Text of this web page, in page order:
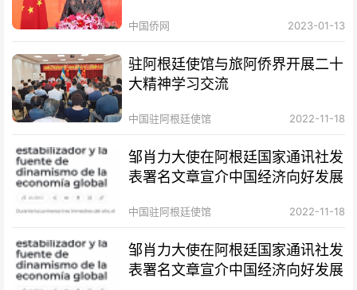
中国侨网 2023-01-13
驻阿根廷使馆与旅阿侨界开展二十
大精神学习交流
中国驻阿根廷使馆 2022-11-18
邹肖力大使在阿根廷国家通讯社发
表署名文章宣介中国经济向好发展
中国驻阿根廷使馆 2022-11-18
邹肖力大使在阿根廷国家通讯社发
表署名文章宣介中国经济向好发展